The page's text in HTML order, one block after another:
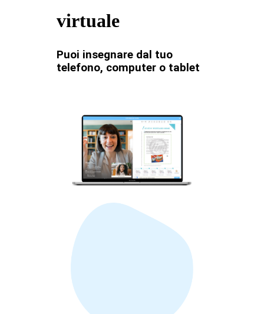
virtuale
Puoi insegnare dal tuo
telefono, computer o tablet